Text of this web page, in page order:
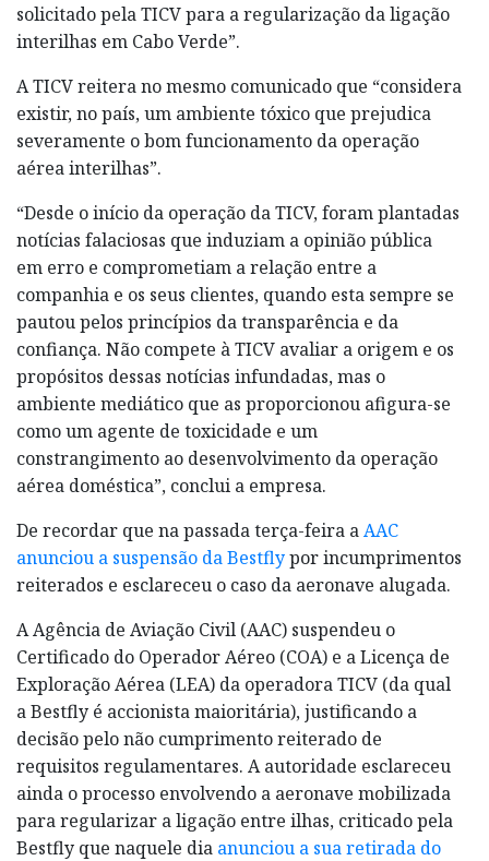
solicitado pela TICV para a regularização da ligação
interilhas em Cabo Verde”.
A TICV reitera no mesmo comunicado que “considera
existir, no país, um ambiente tóxico que prejudica
severamente o bom funcionamento da operação
aérea interilhas”.
“Desde o início da operação da TICV, foram plantadas
notícias falaciosas que induziam a opinião pública
em erro e comprometiam a relação entre a
companhia e os seus clientes, quando esta sempre se
pautou pelos princípios da transparência e da
confiança. Não compete à TICV avaliar a origem e os
propósitos dessas notícias infundadas, mas o
ambiente mediático que as proporcionou afigura-se
como um agente de toxicidade e um
constrangimento ao desenvolvimento da operação
aérea doméstica”, conclui a empresa.
De recordar que na passada terça-feira aAAC
anunciou a suspensão da Bestflypor incumprimentos
reiterados e esclareceu o caso da aeronave alugada.
A Agência de Aviação Civil (AAC) suspendeu o
Certificado do Operador Aéreo (COA) e a Licença de
Exploração Aérea (LEA) da operadora TICV (da qual
a Bestfly é accionista maioritária), justificando a
decisão pelo não cumprimento reiterado de
requisitos regulamentares. A autoridade esclareceu
ainda o processo envolvendo a aeronave mobilizada
para regularizar a ligação entre ilhas, criticado pela
Bestfly que naquele dia anunciou a sua retirada do